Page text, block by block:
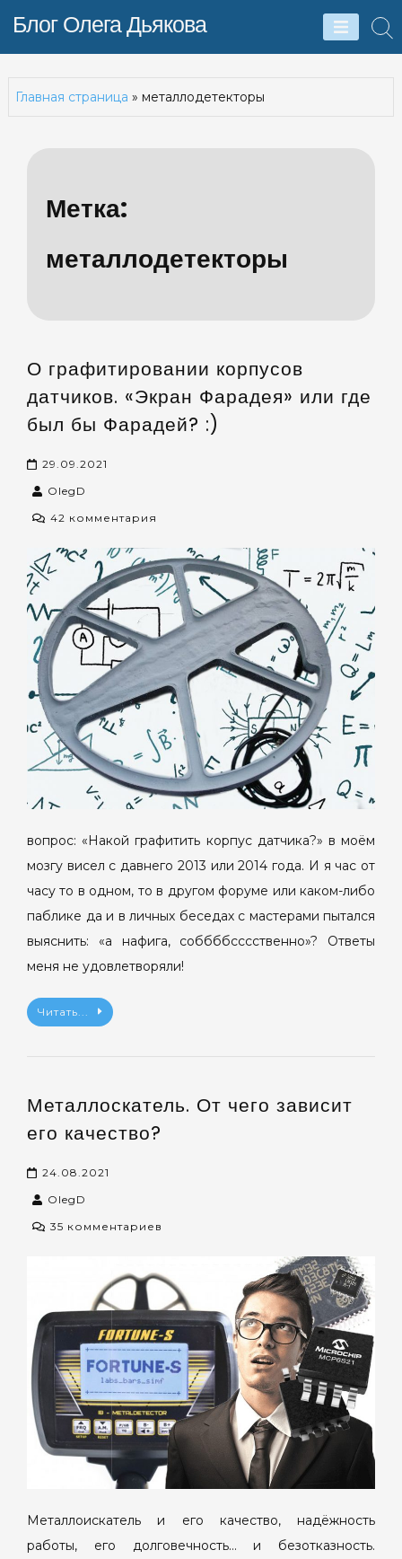
Блог Олега Дьякова
Главная страница » металлодетекторы
Метка:
металлодетекторы
О графитировании корпусов
датчиков. «Экран Фарадея» или где
был бы Фарадей? :)
29.09.2021
OlegD
42 комментария
О
графитировании
корпусов
датчиков.
«Экран
Фарадея»
или
где
был
бы
Фарадей?
:)
вопрос: «Накой графитить корпус датчика?» в моём
мозгу висел с давнего 2013 или 2014 года. И я час от
часу то в одном, то в другом форуме или каком-либо
паблике да и в личных беседах с мастерами пытался
выяснить: «а нафига, соббббсссственно»? Ответы
меня не удовлетворяли!
Читать...
Металлоскатель. От чего зависит
его качество?
24.08.2021
OlegD
35 комментариев
От
чего
зависит
его
качество?
Металлоискатель и его качество, надёжность
работы, его долговечность… и безотказность.